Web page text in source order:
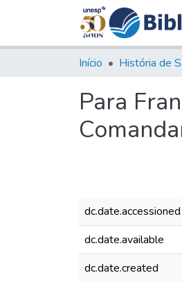
Início História de
Para
dc.date.accessioned
dc.date.available
dc.date.created